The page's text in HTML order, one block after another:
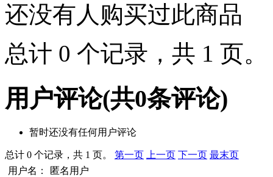
还没有人购买过此商品
总计 0 个记录，共 1 页。
用户评论(共0条评论)
暂时还没有任何用户评论
总计 0 个记录，共 1 页。 第一页 上一页 下一页 最末页
用户名：
匿名用户